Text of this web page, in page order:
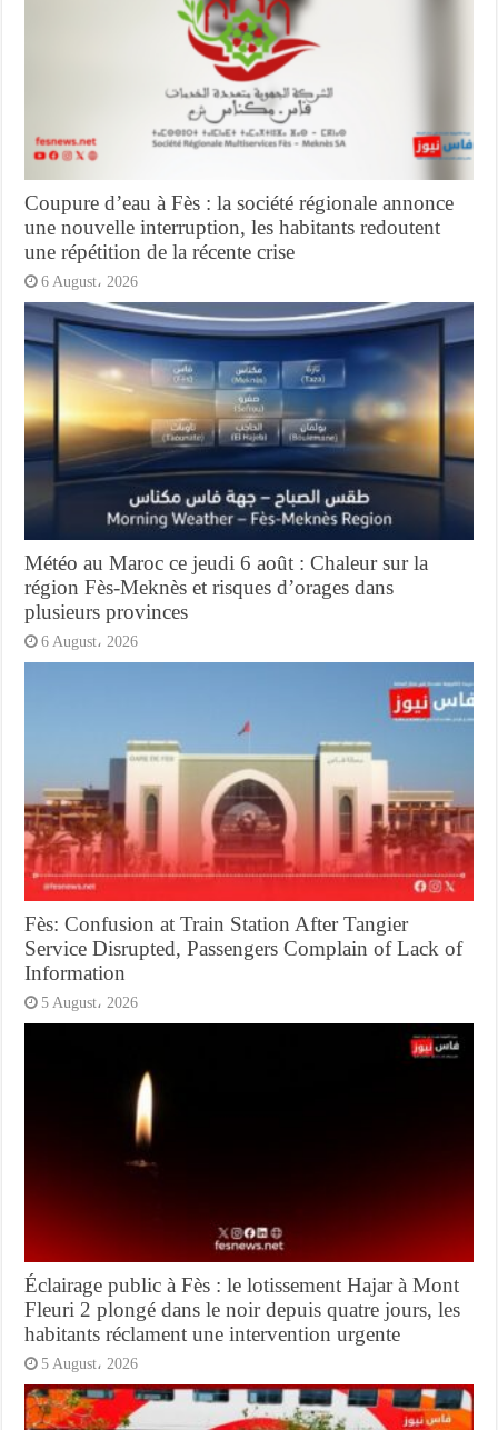
Coupure d’eau à Fès : la société régionale annonce
une nouvelle interruption, les habitants redoutent
une répétition de la récente crise
6 August، 2026
Météo au Maroc ce jeudi 6 août : Chaleur sur la
région Fès-Meknès et risques d’orages dans
plusieurs provinces
6 August، 2026
Fès: Confusion at Train Station After Tangier
Service Disrupted, Passengers Complain of Lack of
Information
5 August، 2026
Éclairage public à Fès : le lotissement Hajar à Mont
Fleuri 2 plongé dans le noir depuis quatre jours, les
habitants réclament une intervention urgente
5 August، 2026